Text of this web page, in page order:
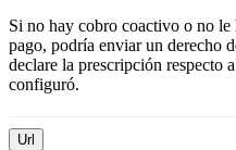
Si no hay cobro coactivo o no
pago, podría enviar un derecho
declare la prescripción respecto
configuró.
Url